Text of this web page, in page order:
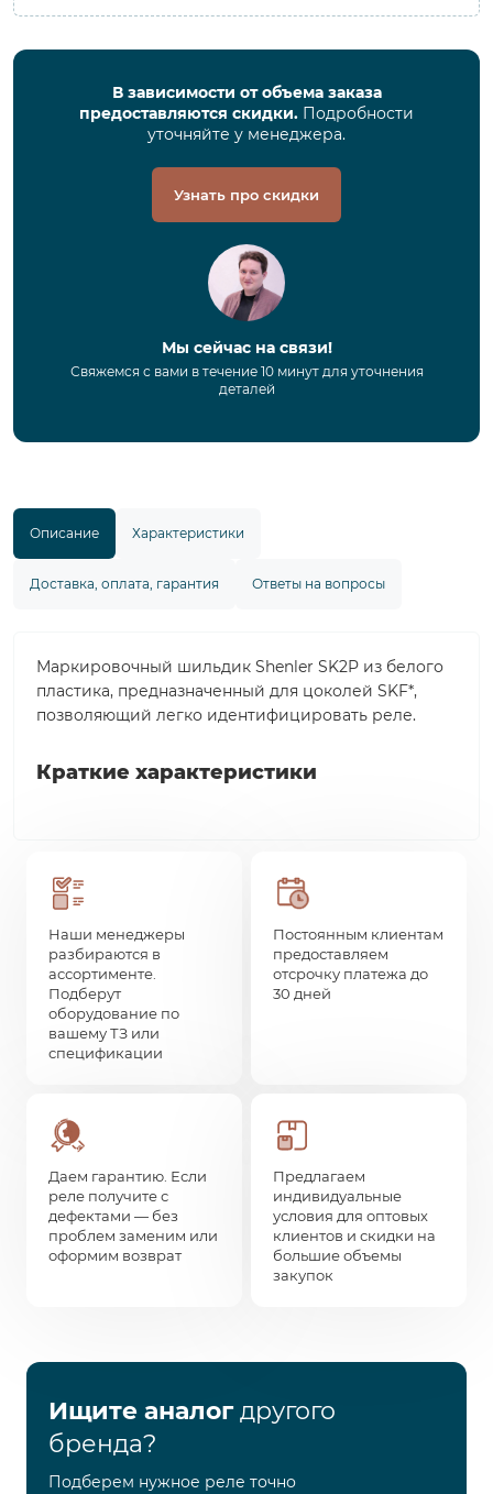
В зависимости от объема заказа
предоставляются скидки. Подробности
уточняйте у менеджера.
Узнать про скидки
Мы сейчас на связи!
Свяжемся с вами в течение 10 минут для уточнения
деталей
Описание Характеристики
Доставка, оплата, гарантия Ответы на вопросы
Маркировочный шильдик Shenler SK2P из белого
пластика, предназначенный для цоколей SKF*,
позволяющий легко идентифицировать реле.
Краткие характеристики
Наши менеджеры
разбираются в
ассортименте.
Подберут
оборудование по
вашему ТЗ или
спецификации
Постоянным клиентам
предоставляем
отсрочку платежа до
30 дней
Даем гарантию. Если
реле получите с
дефектами — без
проблем заменим или
оформим возврат
Предлагаем
индивидуальные
условия для оптовых
клиентов и скидки на
большие объемы
закупок
Ищите аналогдругого
бренда?
Подберем нужное реле точно